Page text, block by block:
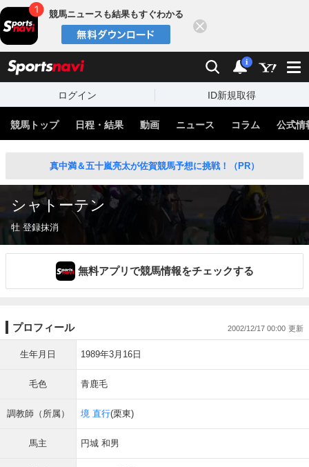
競馬ニュースも結果もすぐわかる
検索 通知
i
ログイン ID新規取得
競馬トップ 日程・結果 動画 ニュース コラム 公式情
真中満＆五十嵐亮太が佐賀競馬予想に挑戦！（PR）
シャトーテン
牡 登録抹消
無料アプリで競馬情報をチェックする
プロフィール 2002/12/17 00:00
生年月日 1989年3月16日
毛色 青鹿毛
調教師（所属） 境 直行(栗東)
馬主 円城 和男